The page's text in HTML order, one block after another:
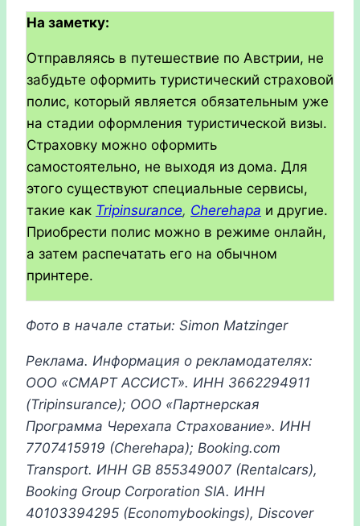
На заметку:
Отправляясь в путешествие по Австрии, не
забудьте оформить туристический страховой
полис, который является обязательным уже
на стадии оформления туристической визы.
Страховку можно оформить
самостоятельно, не выходя из дома. Для
этого существуют специальные сервисы,
такие как Tripinsurance, Cherehapa и другие.
Приобрести полис можно в режиме онлайн,
а затем распечатать его на обычном
принтере.
Фото в начале статьи: Simon Matzinger
Реклама. Информация о рекламодателях:
ООО «СМАРТ АССИСТ». ИНН 3662294911
(Tripinsurance); ООО «Партнерская
Программа Черехапа Страхование». ИНН
7707415919 (Cherehapa); Booking.com
Transport. ИНН GB 855349007 (Rentalcars),
Booking Group Corporation SIA. ИНН
40103394295 (Economybookings), Discover